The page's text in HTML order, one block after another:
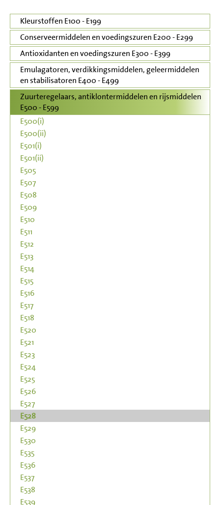
Kleurstoffen E100 - E199
Conserveermiddelen en voedingszuren E200 - E299
Antioxidanten en voedingszuren E300 - E399
Emulagatoren, verdikkingsmiddelen, geleermiddelen
en stabilisatoren E400 - E499
Zuurteregelaars, antiklontermiddelen en rijsmiddelen
E500 - E599
E500(i)
E500(ii)
E501(i)
E501(ii)
E505
E507
E508
E509
E510
E511
E512
E513
E514
E515
E516
E517
E518
E520
E521
E523
E524
E525
E526
E527
E528
E529
E530
E535
E536
E537
E538
E539